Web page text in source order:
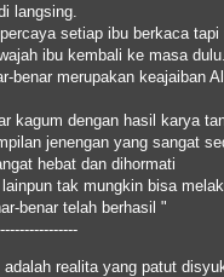
langsing.
setiap ibu berkaca tapi
ibu kembali ke masa dulu.
benar merupakan keajaiban
kagum dengan hasil karya
jenengan yang sangat
hebat dan dihormati
tak mungkin bisa
benar telah berhasil "
realita yang patut